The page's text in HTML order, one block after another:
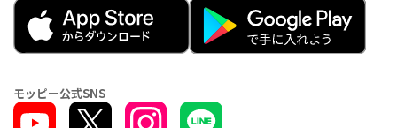
モッピー公式SNS